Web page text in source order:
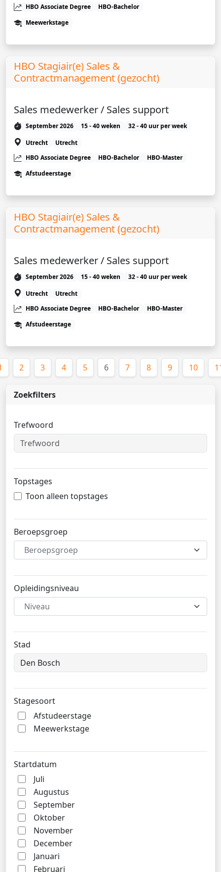
Zoekfilters
Trefwoord
Topstages
Toon alleen topstages
Beroepsgroep
Beroepsgroep
Opleidingsniveau
Niveau
Stad
Stagesoort
Afstudeerstage
Meewerkstage
Startdatum
Juli
Augustus
September
Oktober
November
December
Januari
Februari
HBO Associate Degree
HBO-Bachelor
Meewerkstage
HBO Stagiair(e) Sales &
Contractmanagement (gezocht)
Sales medewerker / Sales support
September 2026 15 - 40 weken
32 - 40 uur per week
Utrecht
Utrecht
HBO Associate Degree
HBO-Bachelor
HBO-Master
Afstudeerstage
HBO Stagiair(e) Sales &
Contractmanagement (gezocht)
Sales medewerker / Sales support
September 2026 15 - 40 weken
32 - 40 uur per week
Utrecht
Utrecht
HBO Associate Degree
HBO-Bachelor
HBO-Master
Afstudeerstage
2 3 4 5 6(huidige)
7 8 9 10